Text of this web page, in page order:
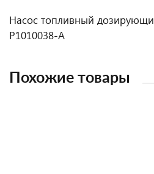
Насос топливный
Р1010038-А
Похожие товары